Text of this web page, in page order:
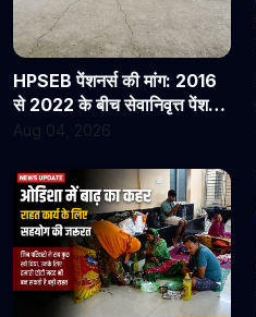
HPSEB पेंशनर्स की मांग: 2016
से 2022 के बीच सेवानिवृत्त पेंशनरों
के सभी देय लाभ तुरंत जारी किए
Aug 04, 2026